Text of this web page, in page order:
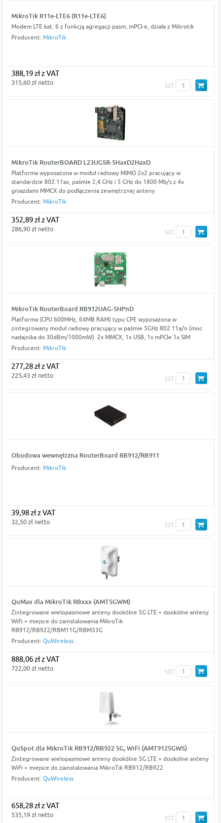
MikroTik R11e-LTE6 (R11e-LTE6)
Modem LTE kat. 6 z funkcją agregacji pasm, mPCI-e, działa z Mikrotik
Producent: MikroTik
388,19 zł z VAT
315,60 zł netto szt
MikroTik RouterBOARD L23UGSR-5HaxD2HaxD
Platforma wyposażona w moduł radiowy MIMO 2x2 pracujący w
standardzie 802.11ax, paśmie 2,4 GHz i 5 GHz do 1800 Mb/s z 4x
gniazdami MMCX do podłączenia zewnętrznej anteny
Producent: MikroTik
352,89 zł z VAT
286,90 zł netto szt
MikroTik RouterBoard RB912UAG-5HPnD
Platforma (CPU 600MHz, 64MB RAM) typu CPE wyposażona w
zintegrowany moduł radiowy pracujący w paśmie 5GHz 802.11a/n (moc
nadajnika do 30dBm/1000mW). 2x MMCX, 1x USB, 1x mPCIe 1x SIM
Producent: MikroTik
277,28 zł z VAT
225,43 zł netto szt
Obudowa wewnętrzna RouterBoard RB912/RB911
Producent: MikroTik
39,98 zł z VAT
32,50 zł netto szt
QuMax dla MikroTik RBxxx (AMT5GWM)
Zintegrowane wielopasmowe anteny dookólne 5G LTE + dookólne anteny
WiFi + miejsce do zainstalowania MikroTik
RB912/RB922/RBM11G/RBM33G
Producent: QuWireless
888,06 zł z VAT
722,00 zł netto szt
QuSpot dla MikroTik RB912/RB922 5G, WiFi (AMT9125GWS)
Zintegrowane wielopasmowe anteny dookólne 5G LTE + dookólne anteny
WiFi + miejsce do zainstalowania MikroTik RB912/RB922
Producent: QuWireless
658,28 zł z VAT
535,19 zł netto szt